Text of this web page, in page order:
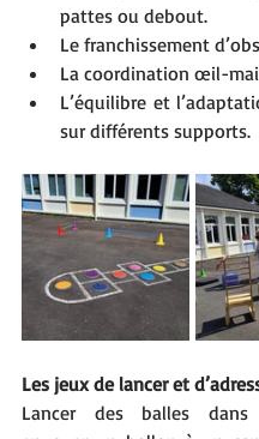
pattes ou debout.
Le franchissement
La coordination œil-
L’équilibre et
sur différents supports.
Les jeux de lancer et
Lancer des balles